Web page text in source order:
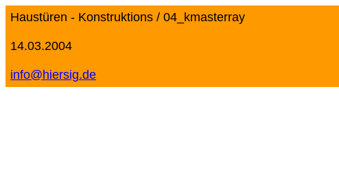
Haustüren - Konstruktions / 04_kmasterray
14.03.2004
info@hiersig.de